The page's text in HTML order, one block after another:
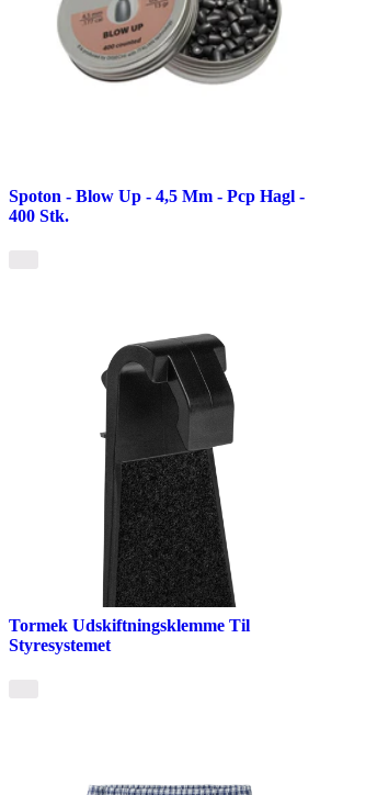
Spoton - Blow Up - 4,5 Mm - Pcp Hagl -
400 Stk.
Tormek Udskiftningsklemme Til
Styresystemet